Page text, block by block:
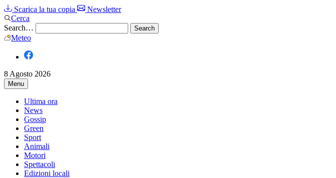
Scarica la tua copia
Newsletter
Cerca
Search…
Meteo
8 Agosto 2026
Menu
Ultima ora
News
Gossip
Green
Sport
Animali
Motori
Spettacoli
Edizioni locali